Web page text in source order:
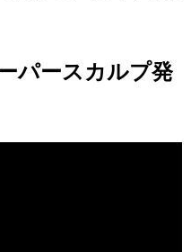
パースカルプ発